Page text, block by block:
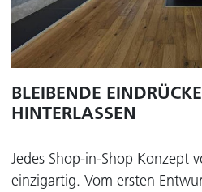
BLEIBENDE EINDRÜCKE
HINTERLASSEN
Jedes Shop-in-Shop Konzept
einzigartig. Vom ersten